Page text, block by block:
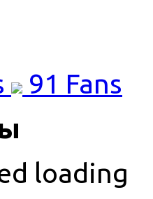
91 Fans
loading